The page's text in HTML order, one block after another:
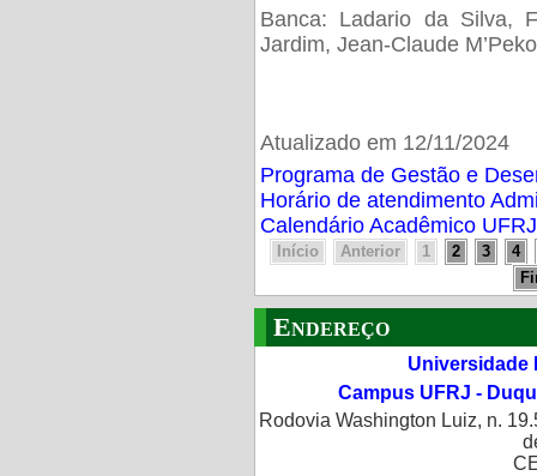
Banca: Ladario da Silva,
Jardim, Jean-Claude M’Peko
Atualizado em 12/11/2024
Programa de Gestão e
Horário de atendimento
Calendário Acadêmico
Início Anterior 1 2 3
4
Endereço
Universidade
Campus UFRJ -
Rodovia Washington Luiz, n.